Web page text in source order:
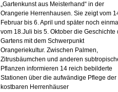
„Gartenkunst aus Meisterhand“ in der
Orangerie Herrenhausen. Sie zeigt vom
Februar bis 6. April und später noch einmal
vom 18.Juli bis 5. Oktober die Geschichte
Gartens mit dem Schwerpunkt
Orangeriekultur. Zwischen Palmen,
Zitrusbäumchen und anderen
Pflanzen informieren 14 reich bebilderte
Stationen über die aufwändige Pflege der
kostbaren Herrenhäuser